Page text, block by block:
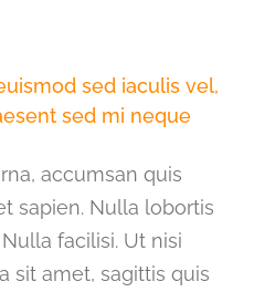
sed iaculis vel,
sed mi neque
accumsan quis
sapien. Nulla lobortis
facilisi. Ut nisi
sit amet, sagittis quis